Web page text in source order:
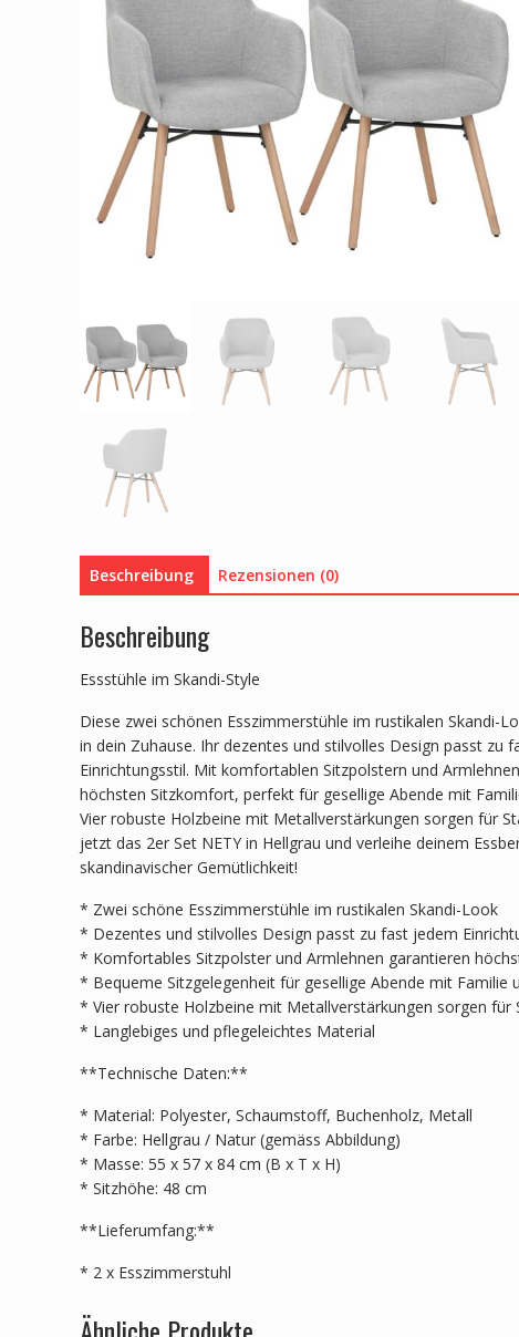
Beschreibung Rezensionen (0)
Beschreibung
Essstühle im Skandi-Style
Diese zwei schönen Esszimmerstühle im rustikalen Skandi-
in dein Zuhause. Ihr dezentes und stilvolles Design passt zu
Einrichtungsstil. Mit komfortablen Sitzpolstern und
höchsten Sitzkomfort, perfekt für gesellige Abende mit
Vier robuste Holzbeine mit Metallverstärkungen sorgen für
jetzt das 2er Set NETY in Hellgrau und verleihe deinem
skandinavischer Gemütlichkeit!
* Zwei schöne Esszimmerstühle im rustikalen Skandi-Look
* Dezentes und stilvolles Design passt zu fast jedem
* Komfortables Sitzpolster und Armlehnen garantieren
* Bequeme Sitzgelegenheit für gesellige Abende mit Familie
* Vier robuste Holzbeine mit Metallverstärkungen sorgen für
* Langlebiges und pflegeleichtes Material
**Technische Daten:**
* Material: Polyester, Schaumstoff, Buchenholz, Metall
* Farbe: Hellgrau / Natur (gemäss Abbildung)
* Masse: 55 x 57 x 84 cm (B x T x H)
* Sitzhöhe: 48 cm
**Lieferumfang:**
* 2 x Esszimmerstuhl